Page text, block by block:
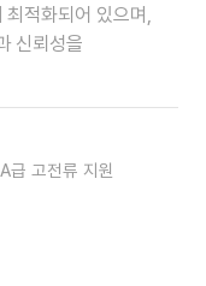
적화되어 있으며,
신뢰성을
고전류 지원